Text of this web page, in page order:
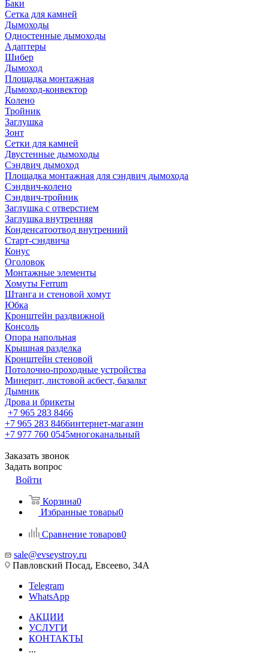
Баки
Сетка для камней
Дымоходы
Одностенные дымоходы
Адаптеры
Шибер
Дымоход
Площадка монтажная
Дымоход-конвектор
Колено
Тройник
Заглушка
Зонт
Сетки для камней
Двустенные дымоходы
Сэндвич дымоход
Площадка монтажная для сэндвич дымохода
Сэндвич-колено
Сэндвич-тройник
Заглушка с отверстием
Заглушка внутренняя
Конденсатоотвод внутренний
Старт-сэндвича
Конус
Оголовок
Монтажные элементы
Хомуты Ferrum
Штанга и стеновой хомут
Юбка
Кронштейн раздвижной
Консоль
Опора напольная
Крышная разделка
Кронштейн стеновой
Потолочно-проходные устройства
Минерит, листовой асбест, базальт
Дымник
Дрова и брикеты
+7 965 283 8466
+7 965 283 8466интернет-магазин
+7 977 760 0545многоканальный
Заказать звонок
Задать вопрос
Войти
Корзина0
Избранные товары0
Сравнение товаров0
sale@evseystroy.ru
Павловский Посад, Евсеево, 34А
Telegram
WhatsApp
АКЦИИ
УСЛУГИ
КОНТАКТЫ
...